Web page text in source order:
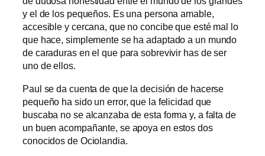
y el de los pequeños. Es una persona amable,
accesible y cercana, que no concibe que esté mal lo
que hace, simplemente se ha adaptado a un mundo
de caraduras en el que para sobrevivir has de ser
uno de ellos.
Paul se da cuenta de que la decisión de hacerse
pequeño ha sido un error, que la felicidad que
buscaba no se alcanzaba de esta forma y, a falta de
un buen acompañante, se apoya en estos dos
conocidos de Ociolandia.